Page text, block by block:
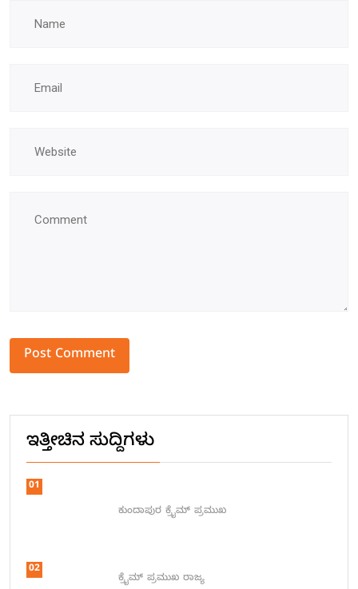
ಇತ್ತೀಚಿನ ಸುದ್ದಿಗಳು
01
ಕುಂದಾಪುರ ಕ್ರೈಮ್ ಪ್ರಮುಖ
02
ಕ್ರೈಮ್ ಪ್ರಮುಖ ರಾಜ್ಯ